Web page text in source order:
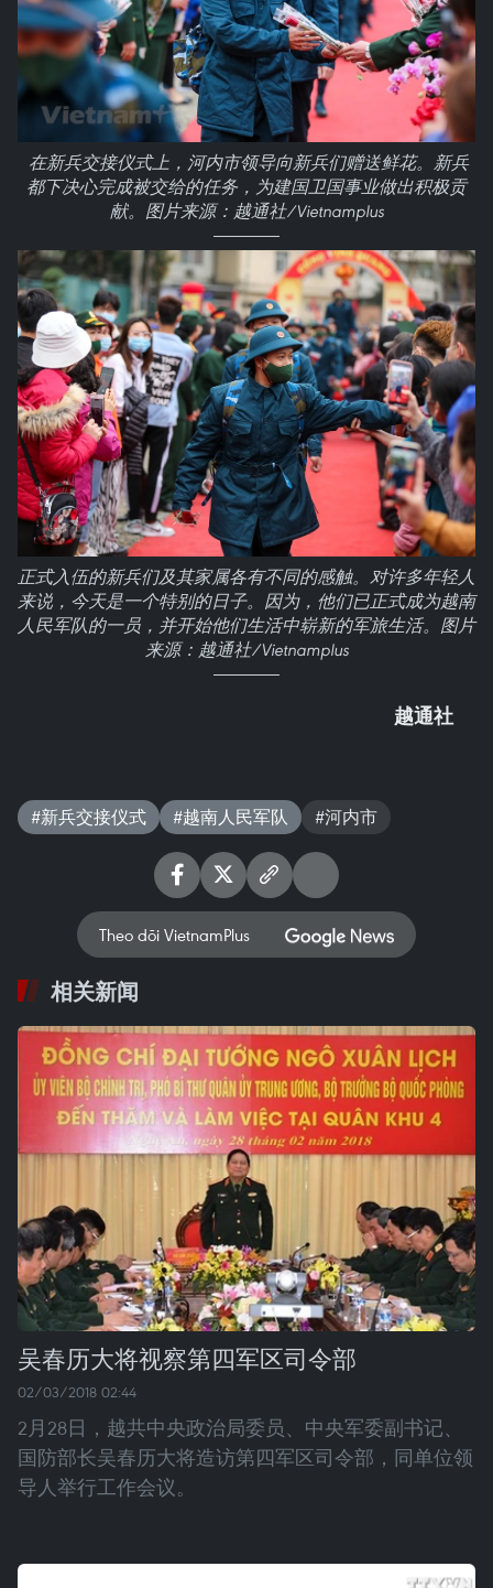
在新兵交接仪式上，河内市领导向新兵们赠送鲜花。新兵
都下决心完成被交给的任务，为建国卫国事业做出积极贡
献。图片来源：越通社/Vietnamplus
正式入伍的新兵们及其家属各有不同的感触。对许多年轻人
来说，今天是一个特别的日子。因为，他们已正式成为越南
人民军队的一员，并开始他们生活中崭新的军旅生活。图片
来源：越通社/Vietnamplus
越通社
#新兵交接仪式 #越南人民军队 #河内市
Theo dõi VietnamPlus
相关新闻
吴春历大将视察第四军区司令部
02/03/2018 02:44
2月28日，越共中央政治局委员、中央军委副书记、
国防部长吴春历大将造访第四军区司令部，同单位领
导人举行工作会议。